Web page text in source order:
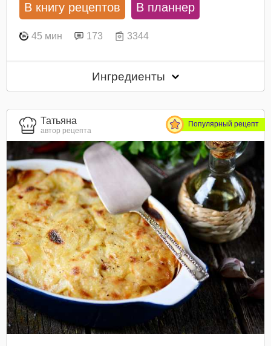
В книгу рецептов В планнер
45 мин 173 3344
Ингредиенты
Татьяна
автор рецепта
Популярный рецепт